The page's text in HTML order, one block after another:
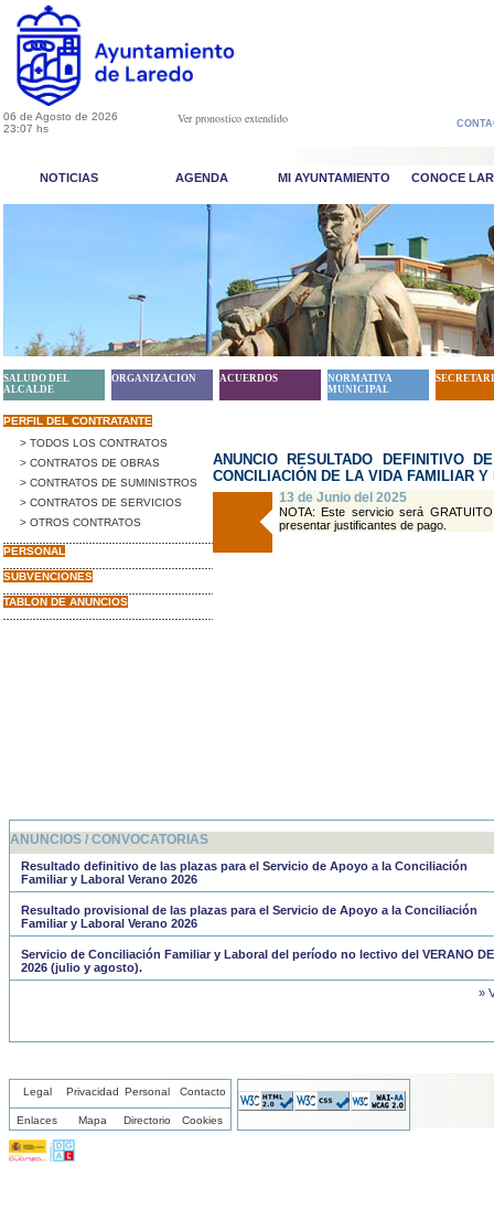
06 de Agosto de 2026
23:07 hs
Ver pronostico extendido
NOTICIAS AGENDA MI AYUNTAMIENTO CONOCE
SALUDO DEL
ALCALDE
ORGANIZACION ACUERDOS
NORMATIVA
MUNICIPAL
PERFIL DEL CONTRATANTE
> TODOS LOS CONTRATOS
> CONTRATOS DE OBRAS
> CONTRATOS DE SUMINISTROS
> CONTRATOS DE SERVICIOS
> OTROS CONTRATOS
PERSONAL
SUBVENCIONES
TABLON DE ANUNCIOS
ANUNCIO RESULTADO DEFINITIVO
CONCILIACIÓN DE LA VIDA FAMILIAR
13 de Junio del 2025
NOTA: Este servicio será
presentar justificantes de pago.
ANUNCIOS / CONVOCATORIAS
Resultado definitivo de las plazas para el Servicio de Apoyo a la Conciliación
Familiar y Laboral Verano 2026
Resultado provisional de las plazas para el Servicio de Apoyo a la Conciliación
Familiar y Laboral Verano 2026
Servicio de Conciliación Familiar y Laboral del período no lectivo del VERANO DE
2026 (julio y agosto).
»
Legal Privacidad Personal Contacto
Enlaces Mapa Directorio Cookies